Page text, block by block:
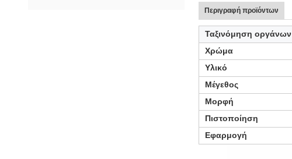
Περιγραφή προϊόντων
Ταξινόμηση οργάνων
Χρώμα
Υλικό
Μέγεθος
Μορφή
Πιστοποίηση
Εφαρμογή